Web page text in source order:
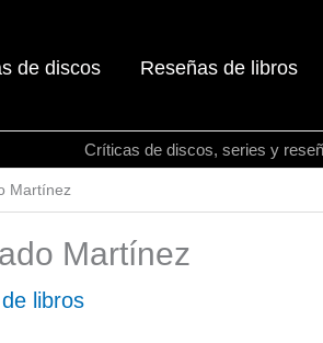
de discos Reseñas de libros
Críticas de discos, series y
Martínez
Martínez
libros